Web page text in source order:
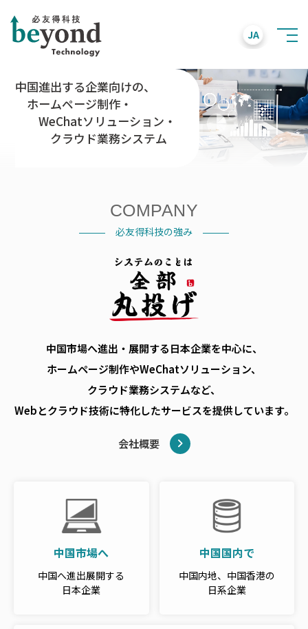
JA
中国進出する企業向けの、
ホームページ制作・
WeChatソ リ ューシ ョ ン ・
クラウ ド業務システム
COMPANY
必友得科技の強み
中国市場へ進出・展開する日本企業を中心に、
ホームページ制作やWeChatソリューション、
クラウド業務システムなど、
Webとクラウド技術に特化したサービスを提供しています。
会社概要
中国市場へ
中国へ進出展開する
日本企業
中国国内で
中国内地、中国香港の
日系企業